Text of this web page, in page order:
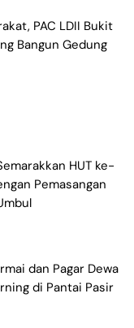
PAC LDII Bukit
Bangun Gedung
HUT ke-
Pemasangan
dan Pagar Dewa
di Pantai Pasir